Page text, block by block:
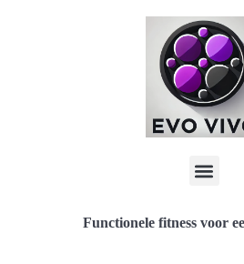
Functionele fitness voor